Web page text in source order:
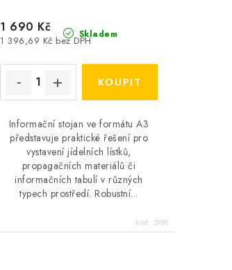
Skladem
1 396,69 Kč bez DPH
1 690 Kč
Informační stojan ve formátu A3
představuje praktické řešení pro
vystavení jídelních lístků,
propagačních materiálů či
informačních tabulí v různých
typech prostředí. Robustní...
Kód: 2988